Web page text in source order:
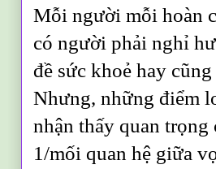
Mỗi người mỗi hoàn
có người phải nghỉ
đề sức khoẻ hay
Nhưng, những điểm
nhận thấy quan
1/mối quan hệ giữa